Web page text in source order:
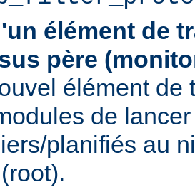
élément de
père
élément de
de
planifiés au